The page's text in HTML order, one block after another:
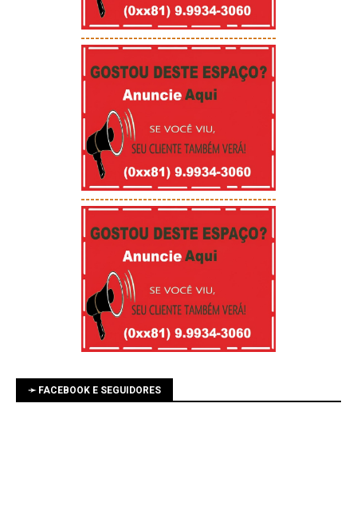
-----------------------------------------
-----------------------------------------
➛ FACEBOOK E SEGUIDORES